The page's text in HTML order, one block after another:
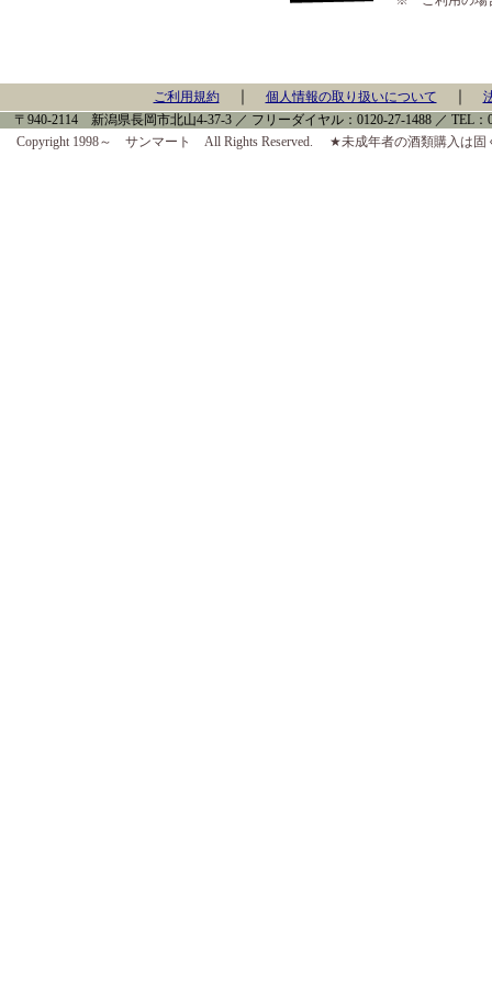
ご利用規約｜ 個人情報の取り扱いについて
〒940-2114 新潟県長岡市北山4-37-3 ／ フリーダイヤル：0120-27-1488 ／ TEL：
Copyright 1998～ サンマート All Rights Reserved. ★未成年者の酒類購入は固